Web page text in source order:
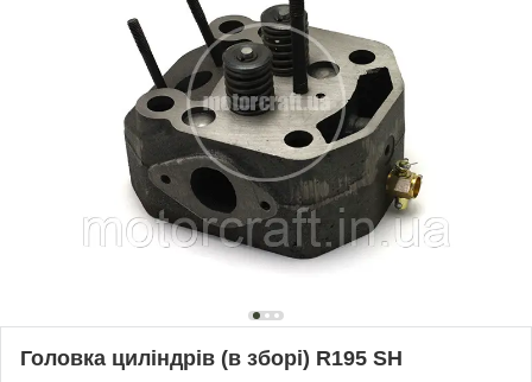
Головка циліндрів (в зборі) R195 SH